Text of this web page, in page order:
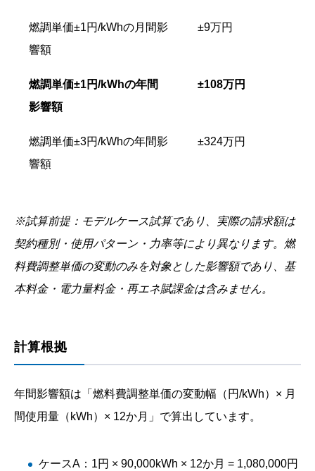
燃調単価±1円/kWhの月間影
響額
±9万円
燃調単価±1円/kWhの年間
影響額
±108万円
燃調単価±3円/kWhの年間影
響額
±324万円
※試算前提：モデルケース試算であり、実際の請求額は
契約種別・使用パターン・力率等により異なります。燃
料費調整単価の変動のみを対象とした影響額であり、基
本料金・電力量料金・再エネ賦課金は含みません。
計算根拠
年間影響額は「燃料費調整単価の変動幅（円/kWh）× 月
間使用量（kWh）× 12か月」で算出しています。
ケースA：1円 × 90,000kWh × 12か月 = 1,080,000円